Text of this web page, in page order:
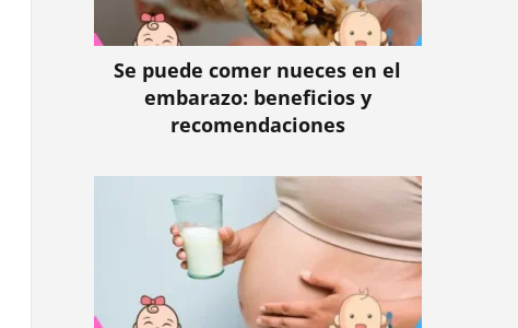
Se puede comer nueces en el
embarazo: beneficios y
recomendaciones